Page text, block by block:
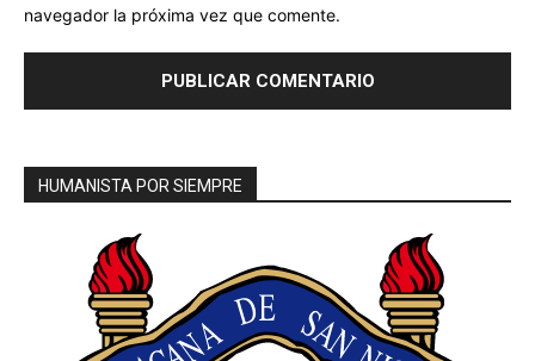
navegador la próxima vez que comente.
HUMANISTA POR SIEMPRE